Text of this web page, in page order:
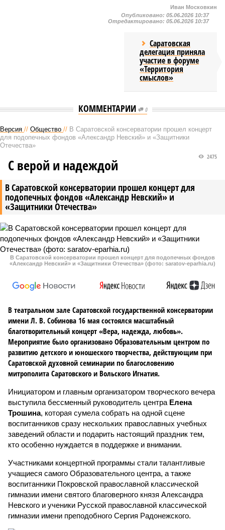
Иван Московкин
Опубликовано: 05.06.2026 10:37
Отредактировано: 05.06.2026 10:37
Саратовская
делегация приняла
участие в форуме
«Территория
смыслов»
КОММЕНТАРИИ 0
Версия // Общество // В Саратовской консерватории прошел концерт
для подопечных фондов «Александр Невский» и «Защитники
Отечества»
В Саратовской консерватории прошел концерт для
подопечных фондов «Александр Невский» и
«Защитники Отечества»
2475
С верой и надеждой
В Саратовской консерватории прошел концерт для подопечных фондов
«Александр Невский» и «Защитники Отечества» (фото: saratov-eparhia.ru)
В театральном зале Саратовской государственной консерватории
имени Л. В. Собинова 16 мая состоялся масштабный
благотворительный концерт «Вера, надежда, любовь».
Мероприятие было организовано Образовательным центром по
развитию детского и юношеского творчества, действующим при
Саратовской духовной семинарии по благословению
митрополита Саратовского и Вольского Игнатия.
Инициатором и главным организатором творческого вечера
выступила бессменный руководитель центра Елена
Трошина, которая сумела собрать на одной сцене
воспитанников сразу нескольких православных учебных
заведений области и подарить настоящий праздник тем,
кто особенно нуждается в поддержке и внимании.
Участниками концертной программы стали талантливые
учащиеся самого Образовательного центра, а также
воспитанники Покровской православной классической
гимназии имени святого благоверного князя Александра
Невского и ученики Русской православной классической
гимназии имени преподобного Сергия Радонежского.